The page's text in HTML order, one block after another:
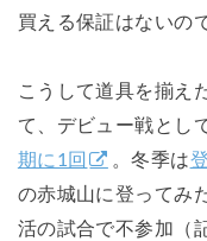
買える保証はないの
こうして道具を揃え
て、デビュー戦とし
期に1回
。冬季は
の赤城山に登ってみ
活の試合で不参加（